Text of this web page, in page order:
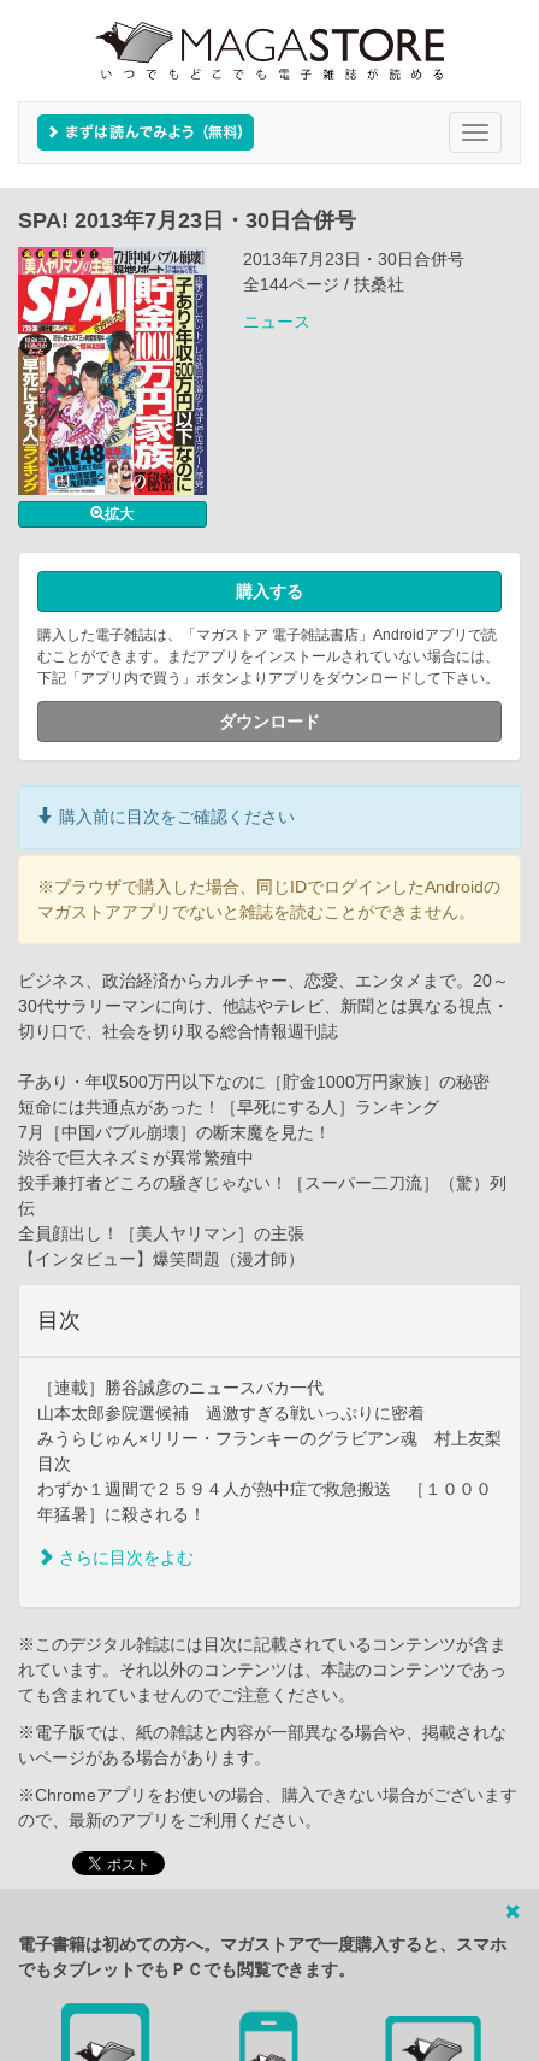
Toggle
SPA! 2013年7月23日・30日合併号
拡大
2013年7月23日・30日合併号
全144ページ / 扶桑社
ニュース
購入する
購入した電子雑誌は、「マガストア 電子雑誌書店」Androidアプリで読
むことができます。まだアプリをインストールされていない場合には、
下記「アプリ内で買う」ボタンよりアプリをダウンロードして下さい。
ダウンロード
購入前に目次をご確認ください
※ブラウザで購入した場合、同じIDでログインしたAndroidの
マガストアアプリでないと雑誌を読むことができません。
ビジネス、政治経済からカルチャー、恋愛、エンタメまで。20～
30代サラリーマンに向け、他誌やテレビ、新聞とは異なる視点・
切り口で、社会を切り取る総合情報週刊誌
子あり・年収500万円以下なのに［貯金1000万円家族］の秘密
短命には共通点があった！［早死にする人］ランキング
7月［中国バブル崩壊］の断末魔を見た！
渋谷で巨大ネズミが異常繁殖中
投手兼打者どころの騒ぎじゃない！［スーパー二刀流］（驚）列
伝
全員顔出し！［美人ヤリマン］の主張
【インタビュー】爆笑問題（漫才師）
目次
［連載］勝谷誠彦のニュースバカ一代
山本太郎参院選候補 過激すぎる戦いっぷりに密着
みうらじゅん×リリー・フランキーのグラビアン魂 村上友梨
目次
わずか１週間で２５９４人が熱中症で救急搬送 ［１０００
年猛暑］に殺される！
さらに目次をよむ
※このデジタル雑誌には目次に記載されているコンテンツが含ま
れています。それ以外のコンテンツは、本誌のコンテンツであっ
ても含まれていませんのでご注意ください。
※電子版では、紙の雑誌と内容が一部異なる場合や、掲載されな
いページがある場合があります。
※Chromeアプリをお使いの場合、購入できない場合がございます
ので、最新のアプリをご利用ください。
電子書籍は初めての方へ。マガストアで一度購入すると、スマホ
でもタブレットでもＰＣでも閲覧できます。